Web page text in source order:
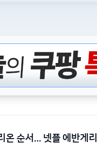
온 순서... 넷플 에반게